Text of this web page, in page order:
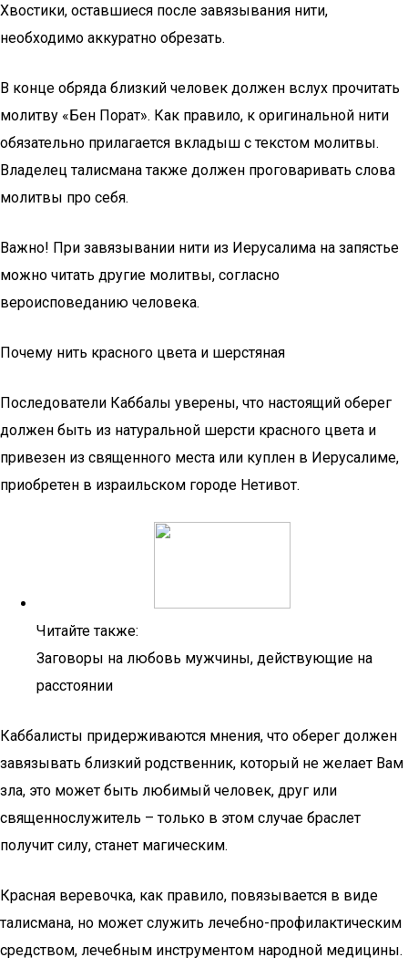
Хвостики, оставшиеся после завязывания нити,
необходимо аккуратно обрезать.
В конце обряда близкий человек должен вслух прочитать
молитву «Бен Порат». Как правило, к оригинальной нити
обязательно прилагается вкладыш с текстом молитвы.
Владелец талисмана также должен проговаривать слова
молитвы про себя.
Важно! При завязывании нити из Иерусалима на запястье
можно читать другие молитвы, согласно
вероисповеданию человека.
Почему нить красного цвета и шерстяная
Последователи Каббалы уверены, что настоящий оберег
должен быть из натуральной шерсти красного цвета и
привезен из священного места или куплен в Иерусалиме,
приобретен в израильском городе Нетивот.
Читайте также:
Заговоры на любовь мужчины, действующие на
расстоянии
Каббалисты придерживаются мнения, что оберег должен
завязывать близкий родственник, который не желает Вам
зла, это может быть любимый человек, друг или
священнослужитель – только в этом случае браслет
получит силу, станет магическим.
Красная веревочка, как правило, повязывается в виде
талисмана, но может служить лечебно-профилактическим
средством, лечебным инструментом народной медицины.